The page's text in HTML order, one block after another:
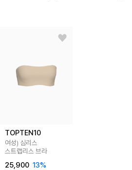
TOPTEN10
여성) 심리스
스트랩리스 브라
25,900 13%